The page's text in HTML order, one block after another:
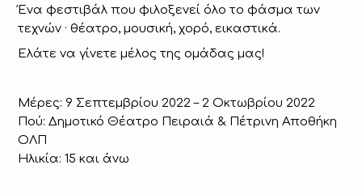
Ένα φεστιβάλ που φιλοξενεί όλο το φάσμα των
τεχνών · θέατρο, μουσική, χορό, εικαστικά.
Ελάτε να γίνετε μέλος της ομάδας μας!
Μέρες: 9 Σεπτεμβρίου 2022 – 2 Οκτωβρίου 2022
Πού: Δημοτικό Θέατρο Πειραιά & Πέτρινη Αποθήκη
ΟΛΠ
Ηλικία: 15 και άνω